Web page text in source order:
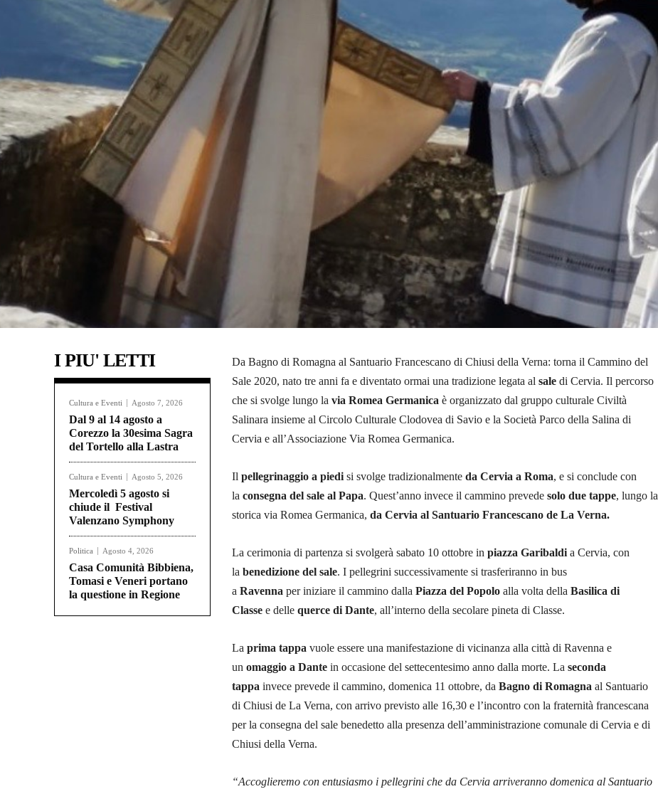
I PIU' LETTI
Cultura e Eventi Agosto 7, 2026
Dal 9 al 14 agosto a
Corezzo la 30esima Sagra
del Tortello alla Lastra
Cultura e Eventi Agosto 5, 2026
Mercoledì 5 agosto si
chiude il Festival
Valenzano Symphony
Politica Agosto 4, 2026
Casa Comunità Bibbiena,
Tomasi e Veneri portano
la questione in Regione
Da Bagno di Romagna al Santuario Francescano di Chiusi della Verna: torna il Cammino del
Sale 2020, nato tre anni fa e diventato ormai una tradizione legata al sale di Cervia. Il percorso
che si svolge lungo la via Romea Germanica è organizzato dal gruppo culturale Civiltà
Salinara insieme al Circolo Culturale Clodovea di Savio e la Società Parco della Salina di
Cervia e all’Associazione Via Romea Germanica.
Il pellegrinaggio a piedi si svolge tradizionalmente da Cervia a Roma, e si conclude con
la consegna del sale al Papa. Quest’anno invece il cammino prevede solo due tappe, lungo la
storica via Romea Germanica, da Cervia al Santuario Francescano de La Verna.
La cerimonia di partenza si svolgerà sabato 10 ottobre in piazza Garibaldi a Cervia, con
la benedizione del sale. I pellegrini successivamente si trasferiranno in bus
a Ravenna per iniziare il cammino dalla Piazza del Popolo alla volta della Basilica di
Classe e delle querce di Dante, all’interno della secolare pineta di Classe.
La prima tappa vuole essere una manifestazione di vicinanza alla città di Ravenna e
un omaggio a Dante in occasione del settecentesimo anno dalla morte. La seconda
tappa invece prevede il cammino, domenica 11 ottobre, da Bagno di Romagna al Santuario
di Chiusi de La Verna, con arrivo previsto alle 16,30 e l’incontro con la fraternità francescana
per la consegna del sale benedetto alla presenza dell’amministrazione comunale di Cervia e di
Chiusi della Verna.
“Accoglieremo con entusiasmo i pellegrini che da Cervia arriveranno domenica al Santuario